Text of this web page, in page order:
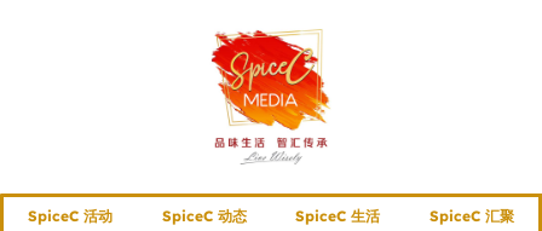
SpiceC 活动 SpiceC 动态 SpiceC 生活 SpiceC 汇聚